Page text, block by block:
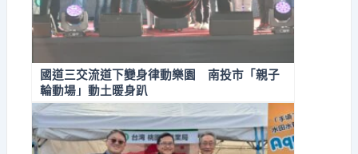
國道三交流道下變身律動樂園 南投市「親子
輪動場」動土暖身趴